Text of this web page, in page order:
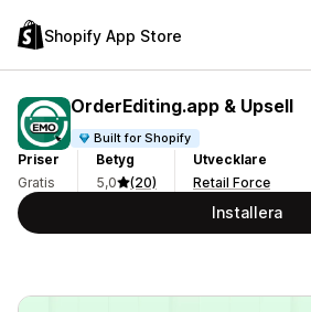
Shopify App Store
OrderEditing.app & Upsell
Built for Shopify
Priser
Gratis
Betyg
5,0
(20)
Utvecklare
Retail Force
Installera